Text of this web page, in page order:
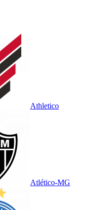
Athletico
Atlético-MG